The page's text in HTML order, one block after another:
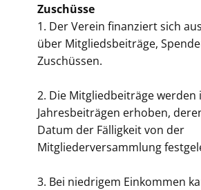
Zuschüsse
1. Der Verein finanziert sich
über Mitgliedsbeiträge,
Zuschüssen.
2. Die Mitgliedbeiträge werden
Jahresbeiträgen erhoben,
Datum der Fälligkeit von der
Mitgliederversammlung
3. Bei niedrigem Einkommen